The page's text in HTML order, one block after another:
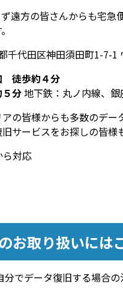
遠方の皆さんからも宅
千代田区神田須田町1-7-1
徒歩約４分
分地下鉄：丸ノ内線、
の皆様からも多数のデ
サービスをお探しの皆
お取り扱いには